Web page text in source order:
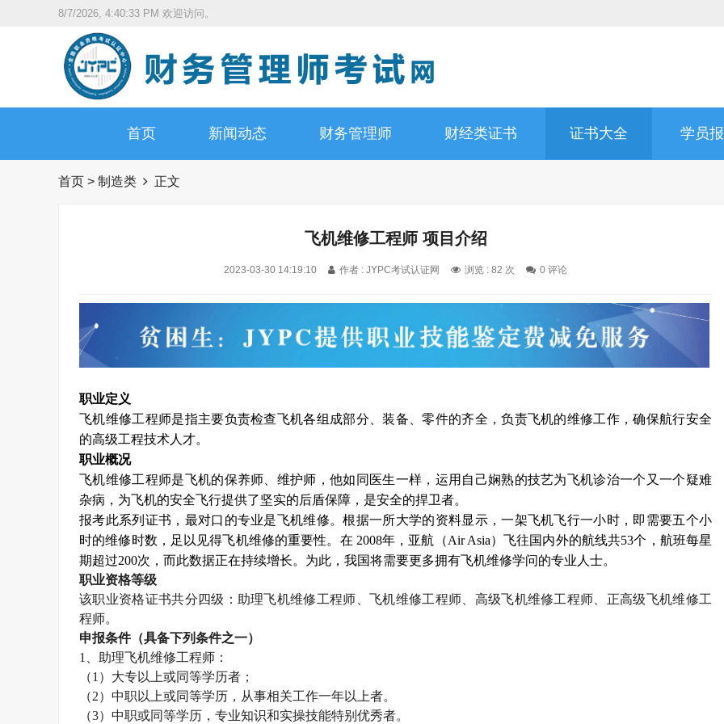
8/7/2026, 4:40:34 PM 欢迎访问。
首页 新闻动态 财务管理师 财经类证书 证书大全 学员
首页 > 制造类 正文
飞机维修工程师 项目介绍
2023-03-30 14:19:10 作者 : JYPC考试认证网 浏览 : 82 次 0 评论
职业定义
飞机维修工程师是指主要负责检查飞机各组成部分、装备、零件的齐全，负责飞机的维修工作，确保航行安全
的高级工程技术人才。
职业概况
飞机维修工程师是飞机的保养师、维护师，他如同医生一样，运用自己娴熟的技艺为飞机诊治一个又一个疑难
杂病，为飞机的安全飞行提供了坚实的后盾保障，是安全的捍卫者。
报考此系列证书，最对口的专业是飞机维修。根据一所大学的资料显示，一架飞机飞行一小时，即需要五个小
时的维修时数，足以见得飞机维修的重要性。在 2008年，亚航（Air Asia）飞往国内外的航线共53个，航班每星
期超过200次，而此数据正在持续增长。为此，我国将需要更多拥有飞机维修学问的专业人士。
职业资格等级
该职业资格证书共分四级：助理飞机维修工程师、飞机维修工程师、高级飞机维修工程师、正高级飞机维修工
程师。
申报条件（具备下列条件之一）
1
、助理飞机维修工程师：
（1 ）大专以上或同等学历者；
（2）中职以上或同等学历，从事相关工作一年以上者。
（3）中职或同等学历，专业知识和实操技能特别优秀者。